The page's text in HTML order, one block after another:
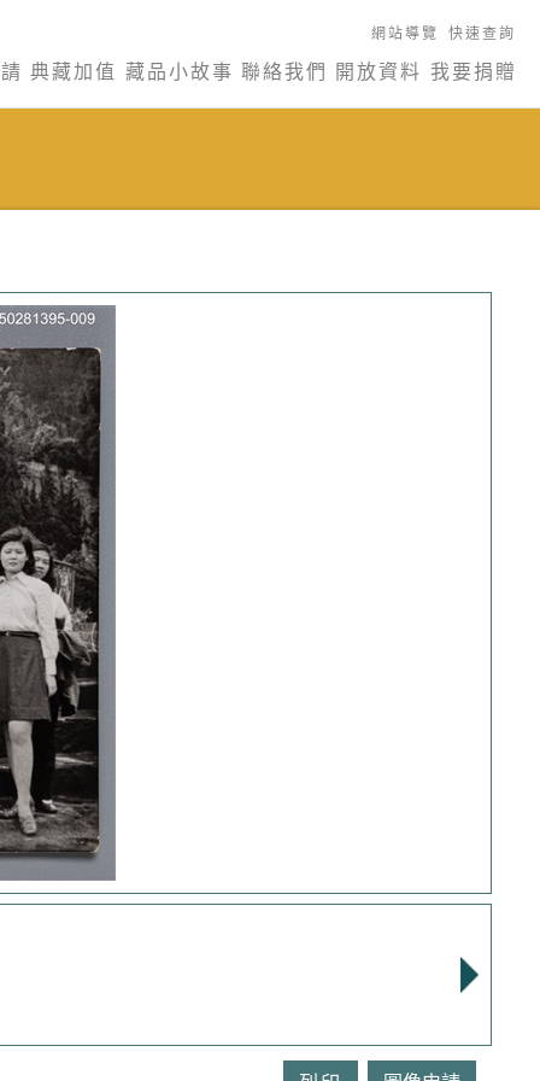
網站導覽 快速查詢
典藏加值 藏品小故事 聯絡我們 開放資料 我要捐贈